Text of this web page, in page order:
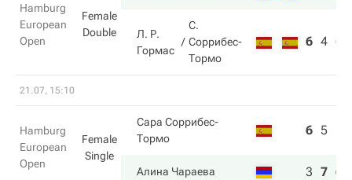
Hamburg
European
Open
Female
Double
Л. Р.
Гормас
С.
Соррибес-
Тормо
6 4 6
21.07, 15:10
Hamburg
European
Open
Female
Single
Сара Соррибес-
Тормо
6 5
Алина Чараева 3 7 6